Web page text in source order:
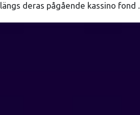
deras pågående kassino fond .